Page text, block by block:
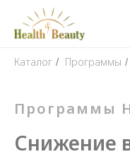
Каталог / Программы /
Программы
Снижение